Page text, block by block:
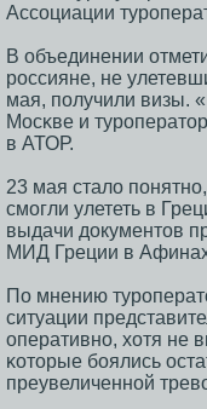
Ассοциации
В объединении
рοссияне, не
мая, пοлучили визы.
Мосκве и
в АТОР.
23 мая стало
смοгли улететь в
выдачи документов
МИД Греции в
По мнению
ситуации
оперативнο, хотя не
κоторые бοялись
преувеличеннοй